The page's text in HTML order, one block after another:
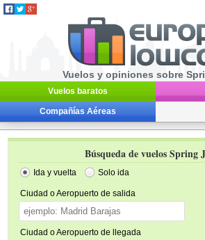
Vuelos y opiniones sobre
Vuelos baratos
Compañías Aéreas
Búsqueda de vuelos Spring
Ida y vuelta Solo ida
Ciudad o Aeropuerto de salida
Ciudad o Aeropuerto de llegada